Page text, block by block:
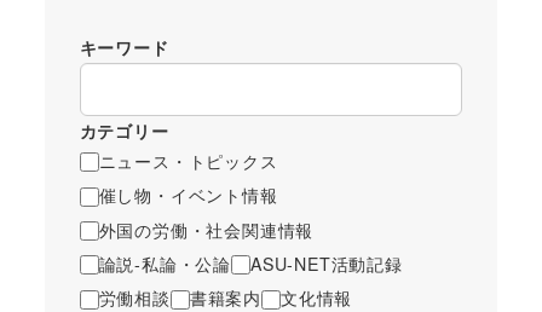
キーワード
カテゴリー
ニュース・トピックス
催し物・イベント情報
外国の労働・社会関連情報
論説-私論・公論
ASU-NET活動記録
労働相談
書籍案内
文化情報